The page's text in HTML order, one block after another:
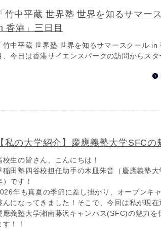
「竹中平蔵 世界塾 世界を知るサマー
香港」三日目
「竹中平蔵 世界塾 世界を知るサマースクール in
、今日は香港サイエンスパークの訪問からスタ
【私の大学紹介】慶應義塾大学SFCの
校生の皆さん、こんにちは！
稲田塾四谷校担任助手の木皿朱音（慶應義塾大
）です！
年も真夏の季節に差し掛かり、オープンキ
んになってきました！そこで、今回は私が現在
應義塾大学湘南藤沢キャンパス(SFC)の魅力を
す！！